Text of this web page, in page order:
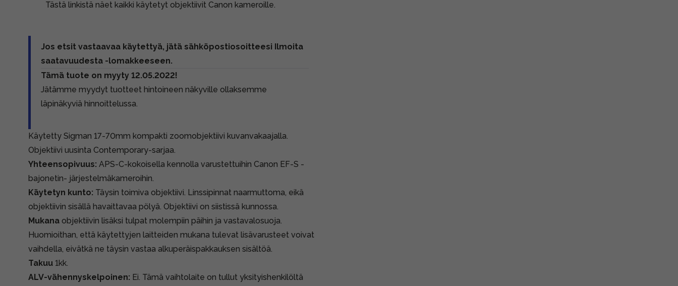
Tästä linkistä näet kaikki käytetyt objektiivit Canon kameroille.
Jos etsit vastaavaa käytettyä, jätä sähköpostiosoitteesi Ilmoita
saatavuudesta -lomakkeeseen.
Tämä tuote on myyty 12.05.2022!
Jätämme myydyt tuotteet hintoineen näkyville ollaksemme
läpinäkyviä hinnoittelussa.
Käytetty Sigman 17-70mm kompakti zoomobjektiivi kuvanvakaajalla.
Objektiivi uusinta Contemporary-sarjaa.
Yhteensopivuus: APS-C-kokoisella kennolla varustettuihin Canon EF-S -
bajonetin- järjestelmäkameroihin.
Käytetyn kunto: Täysin toimiva objektiivi. Linssipinnat naarmuttoma, eikä
objektiivin sisällä havaittavaa pölyä. Objektiivi on siistissä kunnossa.
Mukana objektiivin lisäksi tulpat molempiin päihin ja vastavalosuoja.
Huomioithan, että käytettyjen laitteiden mukana tulevat lisävarusteet voivat
vaihdella, eivätkä ne täysin vastaa alkuperäispakkauksen sisältöä.
Takuu 1kk.
ALV-vähennyskelpoinen: Ei. Tämä vaihtolaite on tullut yksityishenkilöltä